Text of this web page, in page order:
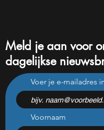
Dit Nederlandse
aandeel kan een
comeback maken in
Meld je aan voor
dagelijkse
Voer je e-mailadres
Voornaam